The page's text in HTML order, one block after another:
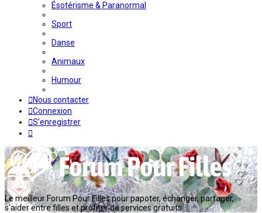
Ésotérisme & Paranormal
Sport
Danse
Animaux
Humour
Nous contacter
Connexion
S’enregistrer
Le meilleur Forum Pour Filles pour papoter, échanger, partager,
s'aider entre filles et profiter de services gratuits...